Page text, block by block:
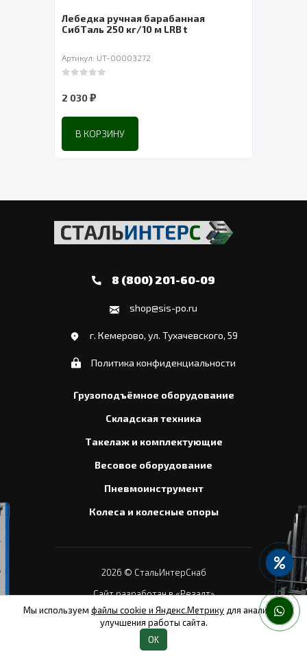
Лебедка ручная барабанная
СибТаль 250 кг/10 м LRB t
Артикул: UT-00003272
2 030₽
В КОРЗИНУ
8 (800) 201-60-09
shop@sis-po.ru
г. Кемерово, ул. Тухачевского, 59
Политика конфиденциальности
Грузоподъёмное оборудование
Складская техника
Такелаж и комплектующие
Весовое оборудование
Пневмоинструмент
Колеса и колесные опоры
2026 © СтальИнтерСнаб
Сайт разработан в «Резалт»
Мы используем файлы cookie и Яндекс.Метрику для анализа и
улучшения работы сайта.
OK